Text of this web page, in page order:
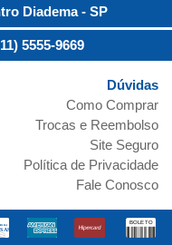
Diadema- SP
5555-9669
Dúvidas
Como Comprar
Trocas e Reembolso
Site Seguro
Política de Privacidade
Fale Conosco